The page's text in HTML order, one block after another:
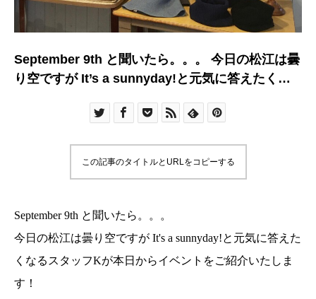
September 9th と聞いたら。。。 今日の松江は曇
り空ですが It’s a sunnyday!と元気に答えたくな
この記事のタイトルとURLをコピーする
September 9th と聞いたら。。。
今日の松江は曇り空ですが It's a sunnyday!と元気に答えた
くなるスタッフKが本日からイベントをご紹介いたしま
す！